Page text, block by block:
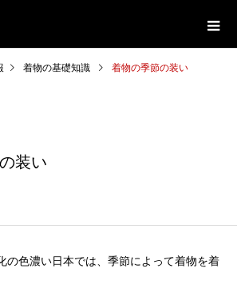
着物の基礎知識 着物の季節の装い
装い
の色濃い日本では、季節によって着物を着